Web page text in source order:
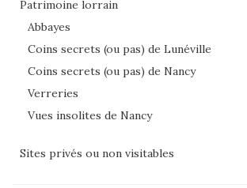
Patrimoine lorrain
Abbayes
Coins secrets (ou pas) de Lunéville
Coins secrets (ou pas) de Nancy
Verreries
Vues insolites de Nancy
Sites privés ou non visitables